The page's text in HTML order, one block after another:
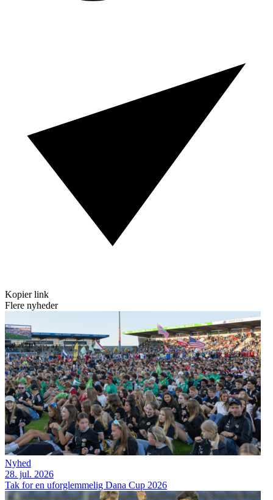
Kopier link
Flere nyheder
Nyhed
28. jul. 2026
Tak for en uforglemmelig Dana Cup 2026